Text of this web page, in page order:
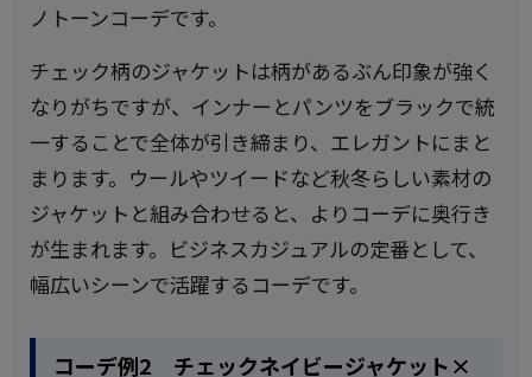
ノトーンコーデです。
チェック柄のジャケットは柄があるぶん印象が強く
なりがちですが、インナーとパンツをブラックで統
一することで全体が引き締まり、エレガントにまと
まります。ウールやツイードなど秋冬らしい素材の
ジャケットと組み合わせると、よりコーデに奥行き
が生まれます。ビジネスカジュアルの定番として、
幅広いシーンで活躍するコーデです。
コーデ例2 チェックネイビージャケット×